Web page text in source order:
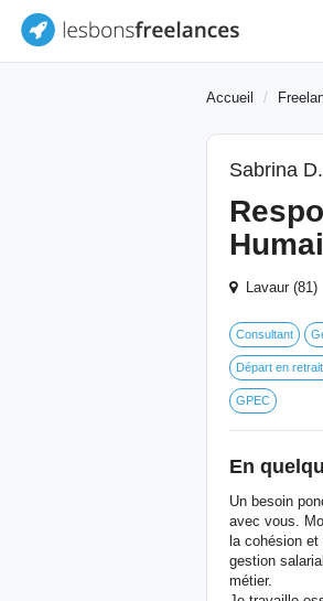
Accueil
Sabrina D.
Lavaur
Consultant
Départ en
GPEC
En
Un besoin
avec vous.
la cohésion
gestion
métier.